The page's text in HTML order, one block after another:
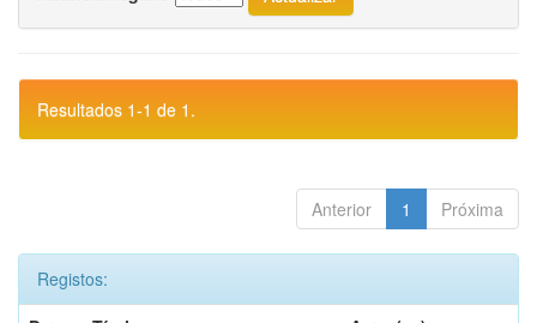
Resultados 1-1 de 1.
Anterior 1 Próxima
Registos: